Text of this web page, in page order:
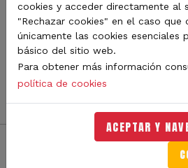
Sigue de cerca todas las
Aragón. Aquí encontrarás
competiciones, pilotos,
mucho más. Filtra por categoría
no te pierdas nada del mundo
cookies y acceder directamente al
"Rechazar cookies" en el caso que
únicamente las cookies esenciales
básico del sitio web.
Para obtener más información
política de cookies
ACEPTAR Y